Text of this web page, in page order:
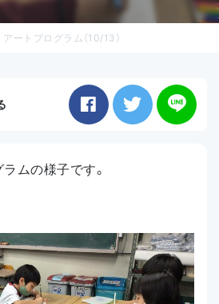
アートプログラム（10/13）
ムの様子です。